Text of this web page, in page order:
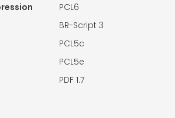
PCL6
BR-Script 3
PCL5c
PCL5e
PDF 1.7